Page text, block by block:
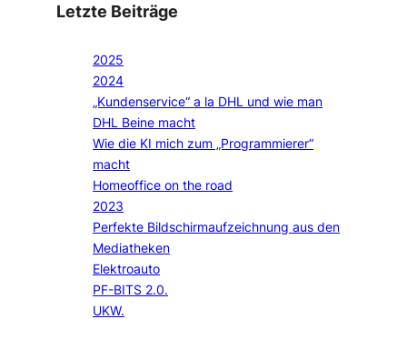
Letzte Beiträge
2025
2024
„Kundenservice“ a la DHL und wie man
DHL Beine macht
Wie die KI mich zum „Programmierer“
macht
Homeoffice on the road
2023
Perfekte Bildschirmaufzeichnung aus den
Mediatheken
Elektroauto
PF-BITS 2.0.
UKW.